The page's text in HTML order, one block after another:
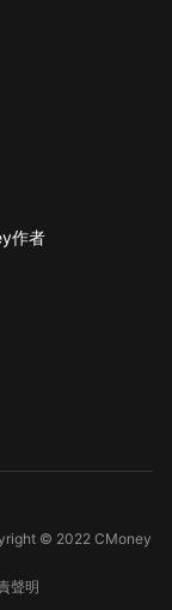
作者
© 2022 CMoney
聲明